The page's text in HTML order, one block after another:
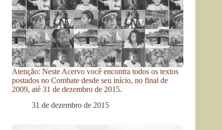
Atenção: Neste Acervo você encontra todos os textos
postados no Combate desde seu início, no final de
2009, até 31 de dezembro de 2015.
31 de dezembro de 2015